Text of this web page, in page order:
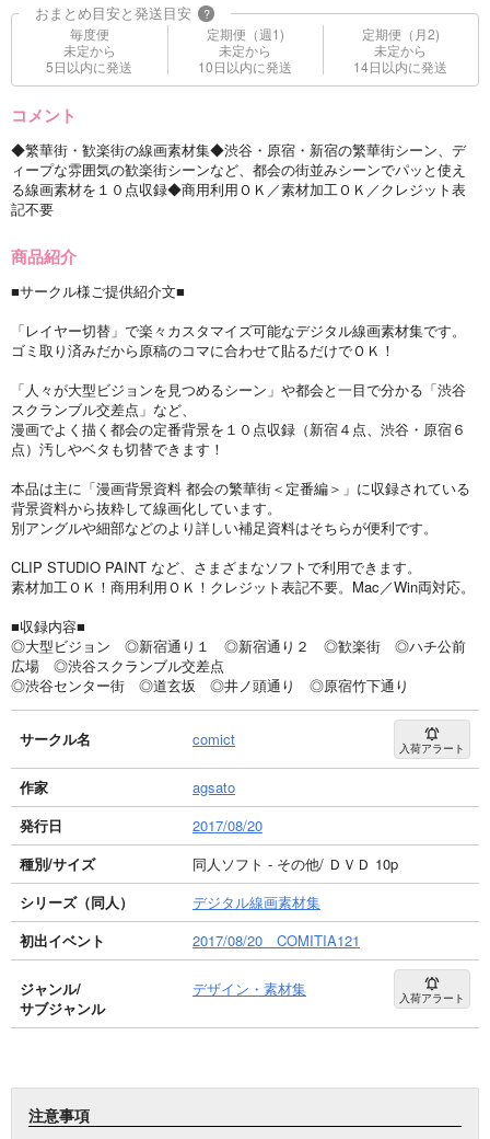
おまとめ目安と発送目安 ?
毎度便
未定から
5日以内に発送
定期便（週1)
未定から
10日以内に発送
定期便（月2)
未定から
14日以内に発送
コメント
◆繁華街・歓楽街の線画素材集◆渋谷・原宿・新宿の繁華街シーン、デ
ィープな雰囲気の歓楽街シーンなど、都会の街並みシーンでパッと使え
る線画素材を１０点収録◆商用利用ＯＫ／素材加工ＯＫ／クレジット表
記不要
商品紹介
■サークル様ご提供紹介文■
「レイヤー切替」で楽々カスタマイズ可能なデジタル線画素材集です。
ゴミ取り済みだから原稿のコマに合わせて貼るだけでＯＫ！
「人々が大型ビジョンを見つめるシーン」や都会と一目で分かる「渋谷
スクランブル交差点」など、
漫画でよく描く都会の定番背景を１０点収録（新宿４点、渋谷・原宿６
点）汚しやベタも切替できます！
本品は主に「漫画背景資料 都会の繁華街＜定番編＞」に収録されている
背景資料から抜粋して線画化しています。
別アングルや細部などのより詳しい補足資料はそちらが便利です。
CLIP STUDIO PAINT など、さまざまなソフトで利用できます。
素材加工ＯＫ！商用利用ＯＫ！クレジット表記不要。Mac／Win両対応。
■収録内容■
◎大型ビジョン ◎新宿通り１ ◎新宿通り２ ◎歓楽街 ◎ハチ公前
広場 ◎渋谷スクランブル交差点
◎渋谷センター街 ◎道玄坂 ◎井ノ頭通り ◎原宿竹下通り
サークル名 comict 入荷アラート
作家
agsato
発行日
2017/08/20
種別/サイズ
同人ソフト - その他/ ＤＶＤ 10p
シリーズ（同人）
デジタル線画素材集
初出イベント
2017/08/20 COMITIA121
ジャンル/
サブジャンル
デザイン・素材集 入荷アラート
注意事項